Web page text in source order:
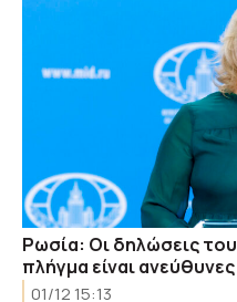
Ρωσία: Οι δηλώσεις
πλήγμα είναι
01/12 15:13